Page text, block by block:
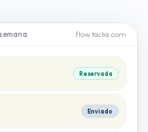
flow.taclia.com
Reservada
Enviado